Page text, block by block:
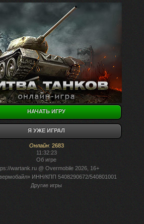
НАЧАТЬ ИГРУ
Я УЖЕ ИГРАЛ
Онлайн: 2683
11:32:23
Об игре
wartank.ru@ Overmobile 2026, 16+
ИНН/КПП 5408290672/540801001
Другие игры